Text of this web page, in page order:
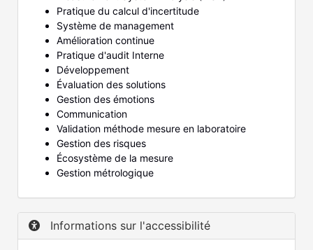
Pratique du calcul d'incertitude
Système de management
Amélioration continue
Pratique d'audit Interne
Développement
Évaluation des solutions
Gestion des émotions
Communication
Validation méthode mesure en laboratoire
Gestion des risques
Écosystème de la mesure
Gestion métrologique
Informations sur l'accessibilité